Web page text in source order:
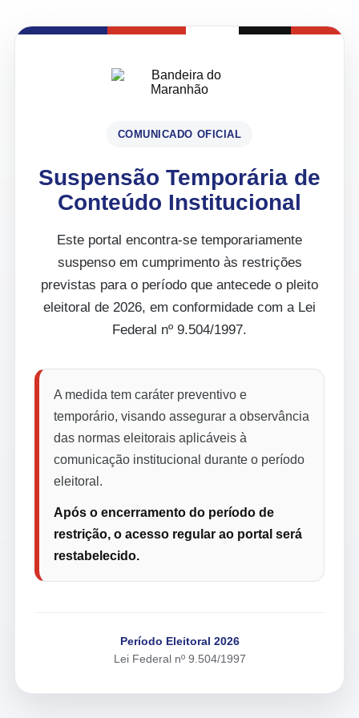
COMUNICADO OFICIAL
Suspensão Temporária de
Conteúdo Institucional
Este portal encontra-se temporariamente
suspenso em cumprimento às restrições
previstas para o período que antecede o pleito
eleitoral de 2026, em conformidade com a Lei
Federal nº 9.504/1997.
A medida tem caráter preventivo e
temporário, visando assegurar a observância
das normas eleitorais aplicáveis à
comunicação institucional durante o período
eleitoral.
Após o encerramento do período de
restrição, o acesso regular ao portal será
restabelecido.
Período Eleitoral 2026
Lei Federal nº 9.504/1997